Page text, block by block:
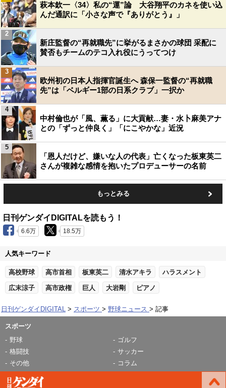
萩本欽一〈34〉私の“運”論 大谷翔平のカネを使い込
んだ通訳に「小さな声で『ありがとう』」
新庄監督の“再就職先”に挙がるまさかの球団 采配に
賛否もチームのテコ入れ役にうってつけ
2
欧州初の日本人指揮官誕生へ 森保一監督の“再就職
先”は「ベルギー1部の日系クラブ」一択か
3
中村倫也が「風、薫る」に大貢献…妻・水卜麻美アナ
との「ずっと仲良く」「にこやかな」近況
4
「恩人だけど、嫌いな人の代表」亡くなった板東英二
さんが複雑な感情を抱いたプロデューサーの名前
5
もっとみる
日刊ゲンダイDIGITALを読もう！
6.6万 18.5万
人気キーワード
高校野球 高市首相 板東英二 清水アキラ ハラスメント
広末涼子 高市政権 巨人 大岩剛 ピアノ
日刊ゲンダイDIGITAL スポーツ 野球ニュース 記事
スポーツ
野球
ゴルフ
格闘技
サッカー
その他
コラム